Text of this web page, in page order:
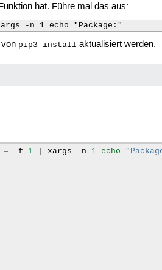
hat. Führe mal das aus:
-n 1 echo "Package:"
pip3 install aktualisiert werden.
= -f 1 xargs -n 1 echo